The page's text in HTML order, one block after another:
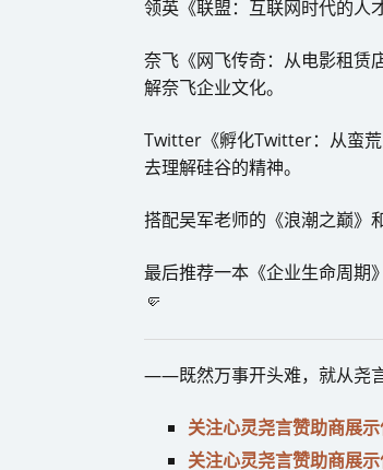
领英《联盟：互联网时代的人
奈飞《网飞传奇：从电影租赁
解奈飞企业文化。
Twitter《孵化Twitter：从蛮荒
去理解硅谷的精神。
搭配吴军老师的《浪潮之巅》
最后推荐一本《企业生命周期
🤛
——既然万事开头难，就从尧言
关注心灵尧言赞助商展
关注心灵尧言赞助商展